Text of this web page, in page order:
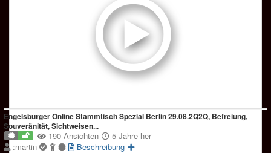
Engelsburger Online Stammtisch Spezial Berlin 29.08.2Q2Q, Befreiung,
Souveränität, Sichtweisen...
190 Ansichten
5 Jahre her
:martin
Beschreibung